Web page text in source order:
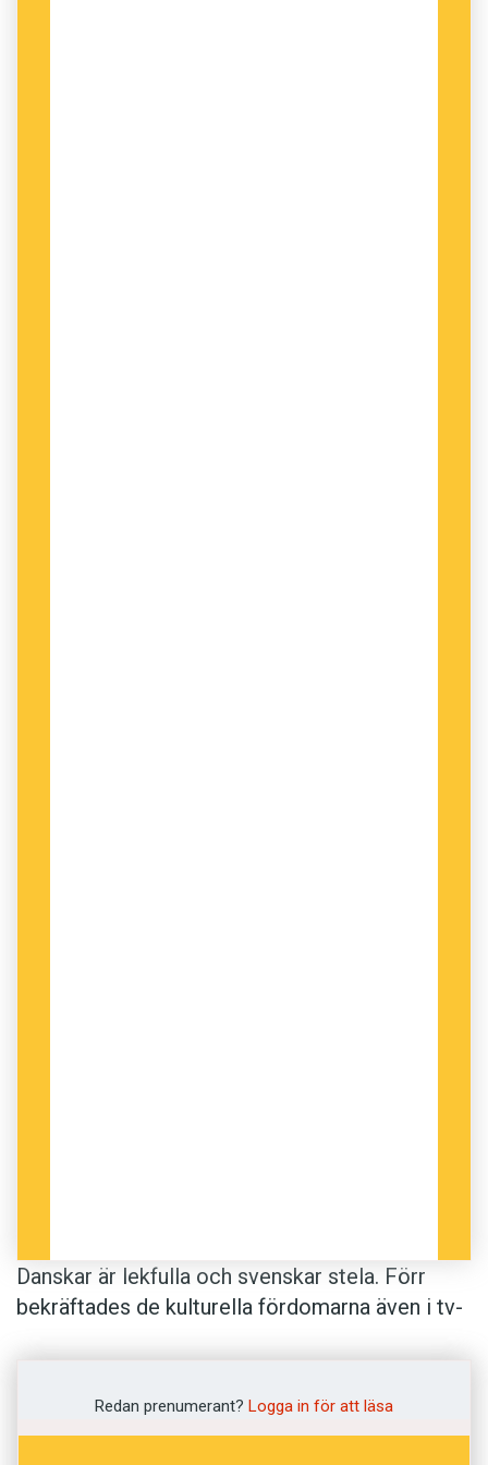
Danskar är lekfulla och svenskar stela. Förr
bekräftades de kulturella fördomarna även i tv-
för att göra svåröversatta kulturella referenser
Redan prenumerant? Logga in för att läsa